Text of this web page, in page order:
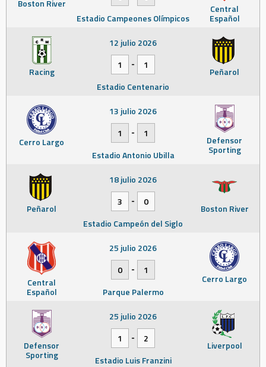
Boston River Central
Español
Estadio Campeones Olímpicos
Racing Peñarol
12 julio 2026
1
-
1
Estadio Centenario
Cerro Largo Defensor
Sporting
13 julio 2026
1
-
1
Estadio Antonio Ubilla
Peñarol Boston River
18 julio 2026
3
-
0
Estadio Campeón del Siglo
Central
Español
Cerro Largo
25 julio 2026
0
-
1
Parque Palermo
Defensor
Sporting
Liverpool
25 julio 2026
1
-
2
Estadio Luis Franzini